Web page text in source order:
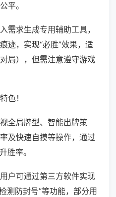
平。
需求生成专用辅助工具，
迹，实现“必胜”效果，适
局），但需注意遵守游戏
色！
全局牌型、智能出牌策
及快速自摸等操作，通过
胜率。
户可通过第三方软件实现
测防封号”等功能，部分用